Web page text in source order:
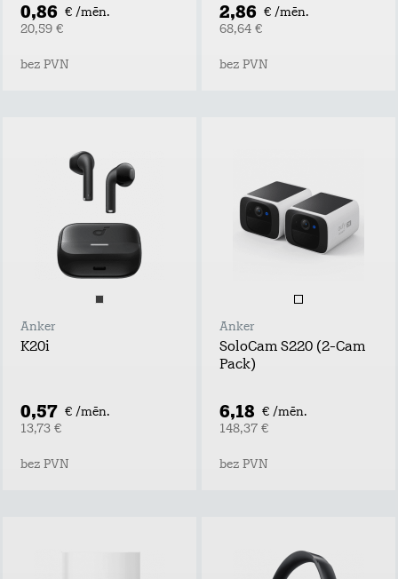
0,86 € /mēn.
20,59 €
bez PVN
2,86 € /mēn.
68,64 €
bez PVN
Anker
K20i
0,57 € /mēn.
13,73 €
bez PVN
Anker
SoloCam S220 (2-Cam
Pack)
6,18 € /mēn.
148,37 €
bez PVN